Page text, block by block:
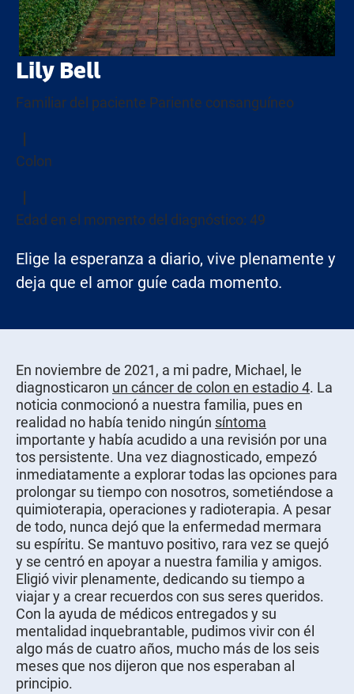
Lily Bell
Familiar del paciente Pariente consanguíneo
Colon
Edad en el momento del diagnóstico: 49
Elige la esperanza a diario, vive plenamente y
deja que el amor guíe cada momento.
En noviembre de 2021, a mi padre, Michael, le
diagnosticaron un cáncer de colon en estadio 4. La
noticia conmocionó a nuestra familia, pues en
realidad no había tenido ningún síntoma
importante y había acudido a una revisión por una
tos persistente. Una vez diagnosticado, empezó
inmediatamente a explorar todas las opciones para
prolongar su tiempo con nosotros, sometiéndose a
quimioterapia, operaciones y radioterapia. A pesar
de todo, nunca dejó que la enfermedad mermara
su espíritu. Se mantuvo positivo, rara vez se quejó
y se centró en apoyar a nuestra familia y amigos.
Eligió vivir plenamente, dedicando su tiempo a
viajar y a crear recuerdos con sus seres queridos.
Con la ayuda de médicos entregados y su
mentalidad inquebrantable, pudimos vivir con él
algo más de cuatro años, mucho más de los seis
meses que nos dijeron que nos esperaban al
principio.